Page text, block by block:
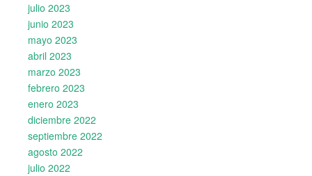
julio 2023
junio 2023
mayo 2023
abril 2023
marzo 2023
febrero 2023
enero 2023
diciembre 2022
septiembre 2022
agosto 2022
julio 2022